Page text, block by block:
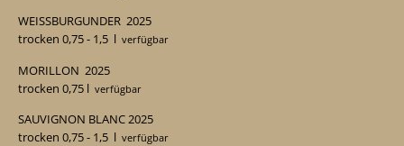
WEISSBURGUNDER 2025
trocken 0,75 - 1,5 l verfügbar
MORILLON 2025
trocken 0,75 l verfügbar
SAUVIGNON BLANC2025
trocken 0,75 - 1,5 l verfügbar